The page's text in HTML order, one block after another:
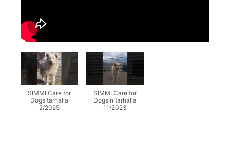
SIMMI Care for
Dogs tarhalla
2/2025
SIMMI Care for
Dogsin tarhalla
11/2023